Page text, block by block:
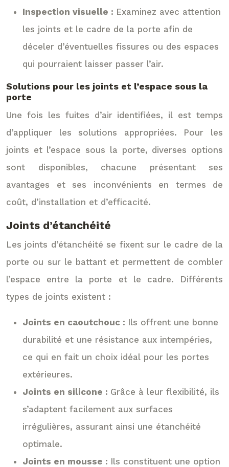
Inspection visuelle : Examinez avec attention
les joints et le cadre de la porte afin de
déceler d’éventuelles fissures ou des espaces
qui pourraient laisser passer l’air.
Solutions pour les joints et l’espace sous la
porte
Une fois les fuites d’air identifiées, il est temps
d’appliquer les solutions appropriées. Pour les
joints et l’espace sous la porte, diverses options
sont disponibles, chacune présentant ses
avantages et ses inconvénients en termes de
coût, d’installation et d’efficacité.
Joints d’étanchéité
Les joints d’étanchéité se fixent sur le cadre de la
porte ou sur le battant et permettent de combler
l’espace entre la porte et le cadre. Différents
types de joints existent :
Joints en caoutchouc : Ils offrent une bonne
durabilité et une résistance aux intempéries,
ce qui en fait un choix idéal pour les portes
extérieures.
Joints en silicone : Grâce à leur flexibilité, ils
s’adaptent facilement aux surfaces
irrégulières, assurant ainsi une étanchéité
optimale.
Joints en mousse : Ils constituent une option